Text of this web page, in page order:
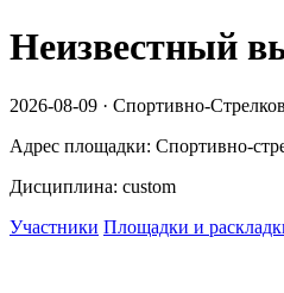
Неизвестный
2026-08-09 · Спортивно-
Адрес площадки: Спортивно-
Дисциплина: custom
Участники Площадки и